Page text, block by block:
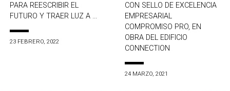
PARA REESCRIBIR EL
FUTURO Y TRAER LUZ A ...
23 FEBRERO, 2022
CON SELLO DE EXCELENCIA
EMPRESARIAL
COMPROMISO PRO, EN
OBRA DEL EDIFICIO
CONNECTION
24 MARZO, 2021